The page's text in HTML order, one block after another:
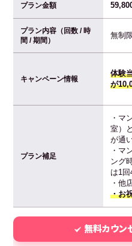
プラン金額
プラン内容（回数 / 時
間 / 期間）
無制
キャンペーン情報
体験
が
プラン補足
・マ
室）
が通
・マ
ング
は1回
・他
・お
無料カウン